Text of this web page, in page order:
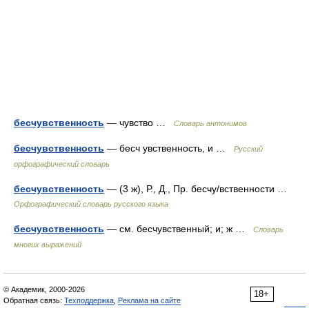
бесчувственность — чувство … Словарь антонимов
бесчувственность — бесч увственность, и …
Русский
орфографический словарь
бесчувственность — (3 ж), Р., Д., Пр. бесчу/вственности …
Орфографический словарь русского языка
бесчувственность — см. бесчувственный; и; ж …
Словарь
многих выражений
18+
© Академик, 2000-2026
Обратная связь: Техподдержка Реклама на сайте